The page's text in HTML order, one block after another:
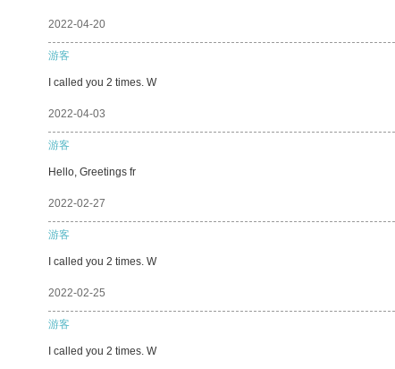
2022-04-20
游客
I called you 2 times. W
2022-04-03
游客
Hello, Greetings fr
2022-02-27
游客
I called you 2 times. W
2022-02-25
游客
I called you 2 times. W